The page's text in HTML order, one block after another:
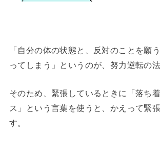
「自分の体の状態と、反対のことを願
ってしまう」というのが、努力逆転の法
そのため、緊張しているときに「落ち
ス」という言葉を使うと、かえって緊
す。